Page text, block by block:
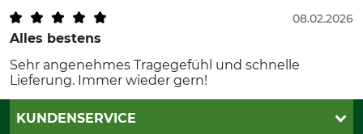
Alles bestens
08.02.2026
Sehr angenehmes Tragegefühl und schnelle
Lieferung. Immer wieder gern!
KUNDENSERVICE